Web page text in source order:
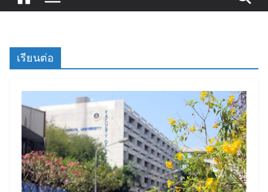
เรียนต่อ